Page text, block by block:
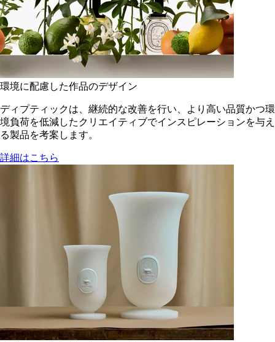
環境に配慮した作品のデザイン
ディプティックは、継続的な改善を行い、より高い品質かつ環
境負荷を低減した​クリエイティブでインスピレーションを与え
る製品を考案します。
詳細はこちら